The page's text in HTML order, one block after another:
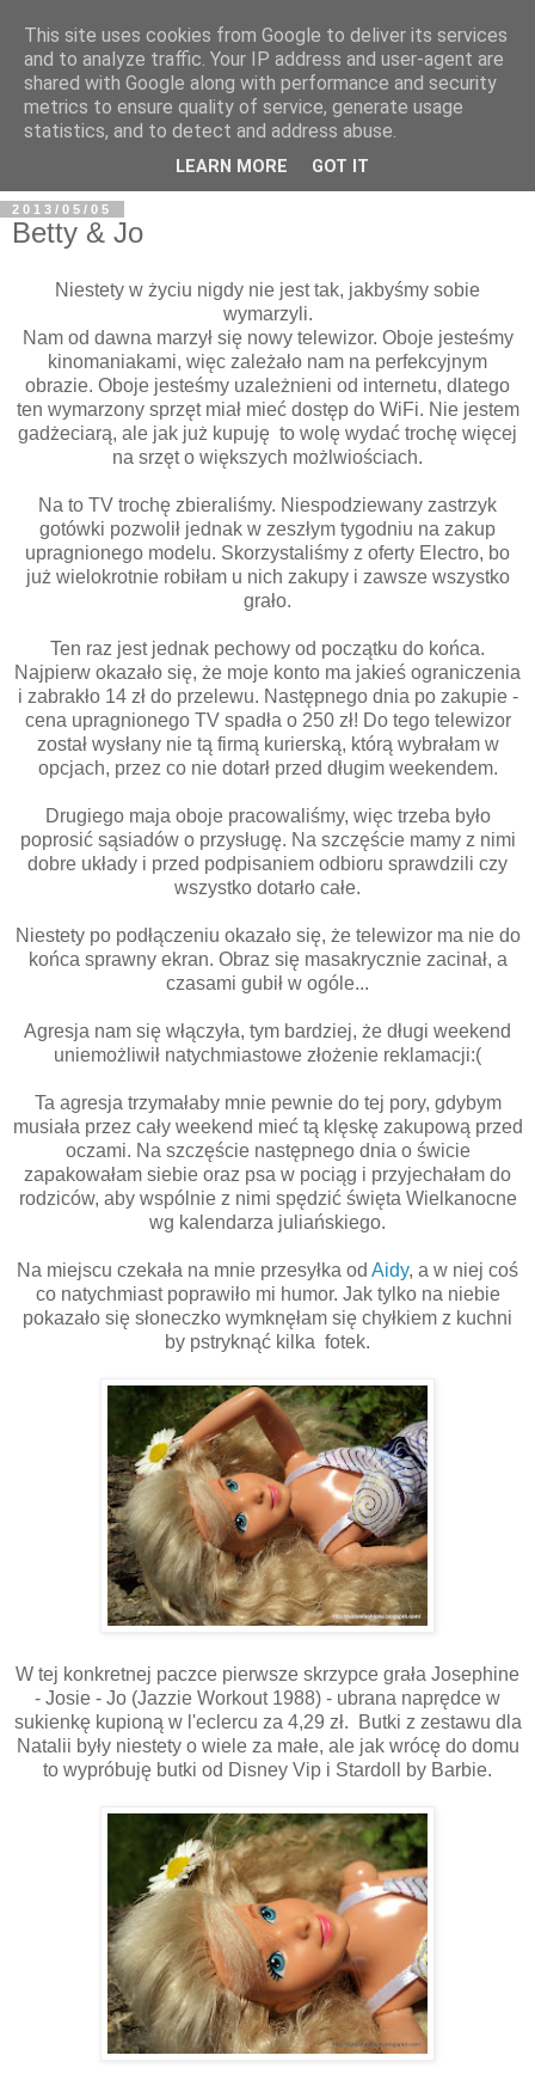
BFashions
2013/05/05
Betty & Jo
Niestety w życiu nigdy nie jest tak, jakbyśmy sobie
wymarzyli.
Nam od dawna marzył się nowy telewizor. Oboje jesteśmy
kinomaniakami, więc zależało nam na perfekcyjnym
obrazie. Oboje jesteśmy uzależnieni od internetu, dlatego
ten wymarzony sprzęt miał mieć dostęp do WiFi. Nie jestem
gadżeciarą, ale jak już kupuję to wolę wydać trochę więcej
na srzęt o większych możlwiościach.
Na to TV trochę zbieraliśmy. Niespodziewany zastrzyk
gotówki pozwolił jednak w zeszłym tygodniu na zakup
upragnionego modelu. Skorzystaliśmy z oferty Electro, bo
już wielokrotnie robiłam u nich zakupy i zawsze wszystko
grało.
Ten raz jest jednak pechowy od początku do końca.
Najpierw okazało się, że moje konto ma jakieś ograniczenia
i zabrakło 14 zł do przelewu. Następnego dnia po zakupie -
cena upragnionego TV spadła o 250 zł! Do tego telewizor
został wysłany nie tą firmą kurierską, którą wybrałam w
opcjach, przez co nie dotarł przed długim weekendem.
Drugiego maja oboje pracowaliśmy, więc trzeba było
poprosić sąsiadów o przysługę. Na szczęście mamy z nimi
dobre układy i przed podpisaniem odbioru sprawdzili czy
wszystko dotarło całe.
Niestety po podłączeniu okazało się, że telewizor ma nie do
końca sprawny ekran. Obraz się masakrycznie zacinał, a
czasami gubił w ogóle...
Agresja nam się włączyła, tym bardziej, że długi weekend
uniemożliwił natychmiastowe złożenie reklamacji:(
Ta agresja trzymałaby mnie pewnie do tej pory, gdybym
musiała przez cały weekend mieć tą klęskę zakupową przed
oczami. Na szczęście następnego dnia o świcie
zapakowałam siebie oraz psa w pociąg i przyjechałam do
rodziców, aby wspólnie z nimi spędzić święta Wielkanocne
wg kalendarza juliańskiego.
Na miejscu czekała na mnie przesyłka od Aidy, a w niej coś
co natychmiast poprawiło mi humor. Jak tylko na niebie
pokazało się słoneczko wymknęłam się chyłkiem z kuchni
by pstryknąć kilka fotek.
W tej konkretnej paczce pierwsze skrzypce grała Josephine
- Josie - Jo (Jazzie Workout 1988) - ubrana naprędce w
sukienkę kupioną w l'eclercu za 4,29 zł. Butki z zestawu dla
Natalii były niestety o wiele za małe, ale jak wrócę do domu
to wypróbuję butki od Disney Vip i Stardoll by Barbie.
This site uses cookies from Google to deliver its services
and to analyze traffic. Your IP address and user-agent are
shared with Google along with performance and security
metrics to ensure quality of service, generate usage
statistics, and to detect and address abuse.
LEARN MORE GOT IT